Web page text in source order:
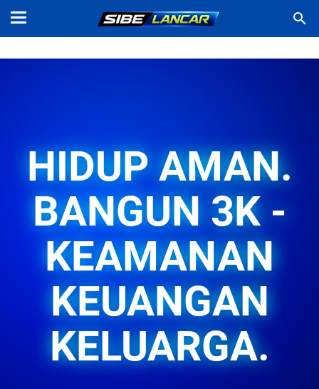
HIDUP AMAN.
BANGUN 3K -
KEAMANAN
KEUANGAN
KELUARGA.